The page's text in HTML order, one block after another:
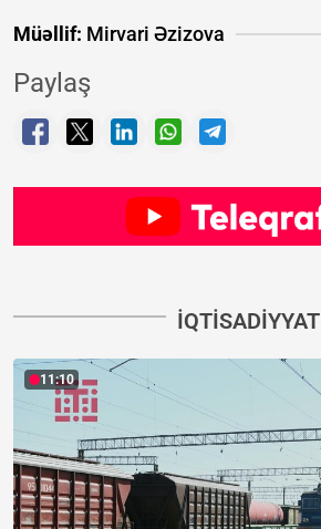
Müəllif: Mirvari Əzizova
Paylaş
İQTISADIYYAT
11:10